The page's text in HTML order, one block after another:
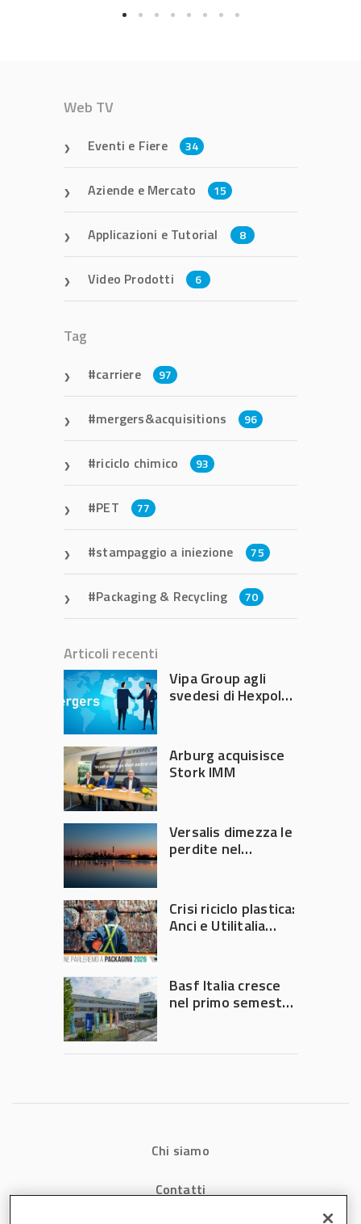
Web TV
Eventi e Fiere 34
Aziende e Mercato 15
Applicazioni e Tutorial 8
Video Prodotti 6
Tag
carriere 97
mergers&acquisitions 96
riciclo chimico 93
PET 77
stampaggio a iniezione 75
Packaging & Recycling 70
Articoli recenti
Vipa Group agli
svedesi di Hexpol
Arburg acquisisce
Stork IMM
Versalis dimezza le
perdite nel
Crisi riciclo plastica:
Anci e Utilitalia
Governo
Basf Italia cresce
nel primo semestre
Chi siamo
Contatti